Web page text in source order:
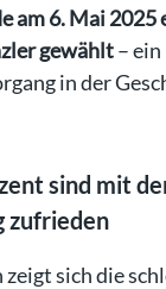
am 6. Mai 2025
gewählt– ein
in der
sind mit
zufrieden
sich die